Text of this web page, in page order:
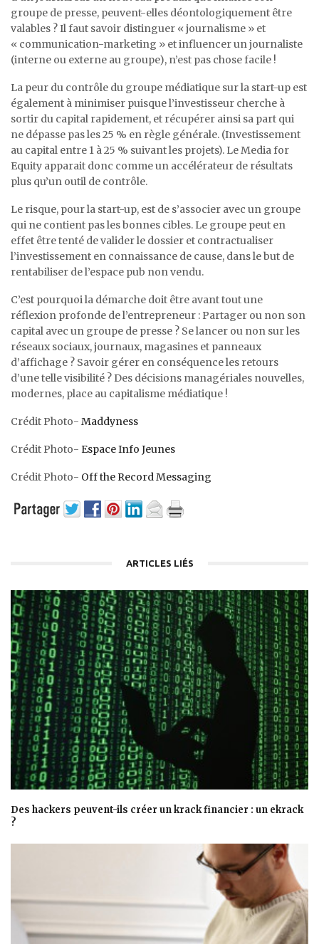
groupe de presse, peuvent-elles déontologiquement être
valables ? Il faut savoir distinguer « journalisme » et
« communication-marketing » et influencer un journaliste
(interne ou externe au groupe), n’est pas chose facile !
La peur du contrôle du groupe médiatique sur la start-up est
également à minimiser puisque l’investisseur cherche à
sortir du capital rapidement, et récupérer ainsi sa part qui
ne dépasse pas les 25 % en règle générale. (Investissement
au capital entre 1 à 25 % suivant les projets). Le Media for
Equity apparait donc comme un accélérateur de résultats
plus qu’un outil de contrôle.
Le risque, pour la start-up, est de s’associer avec un groupe
qui ne contient pas les bonnes cibles. Le groupe peut en
effet être tenté de valider le dossier et contractualiser
l’investissement en connaissance de cause, dans le but de
rentabiliser de l’espace pub non vendu.
C’est pourquoi la démarche doit être avant tout une
réflexion profonde de l’entrepreneur : Partager ou non son
capital avec un groupe de presse ? Se lancer ou non sur les
réseaux sociaux, journaux, magasines et panneaux
d’affichage ? Savoir gérer en conséquence les retours
d’une telle visibilité ? Des décisions managériales nouvelles,
modernes, place au capitalisme médiatique !
Crédit Photo- Maddyness
Crédit Photo- Espace Info Jeunes
Crédit Photo- Off the Record Messaging
ARTICLES LIÉS
Des hackers peuvent-ils créer un krack financier : un ekrack
?